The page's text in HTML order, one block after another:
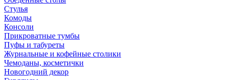
Стулья
Комоды
Консоли
Прикроватные тумбы
Пуфы и табуреты
Журнальные и кофейные столики
Чемоданы, косметички
Новогодний декор